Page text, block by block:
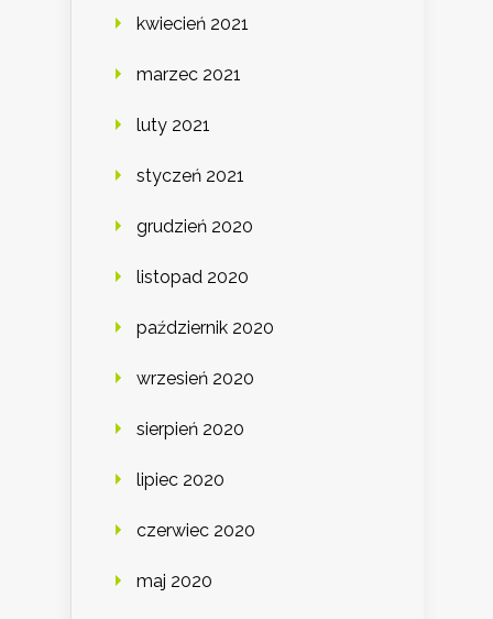
kwiecień 2021
marzec 2021
luty 2021
styczeń 2021
grudzień 2020
listopad 2020
październik 2020
wrzesień 2020
sierpień 2020
lipiec 2020
czerwiec 2020
maj 2020